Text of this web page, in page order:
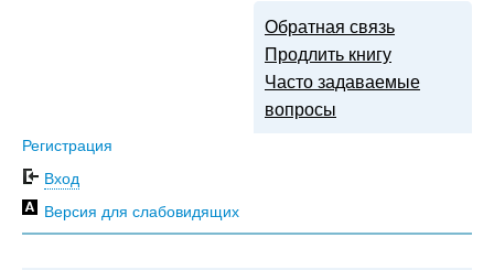
Обратная связь
Продлить книгу
Часто задаваемые
вопросы
Регистрация
Вход
Версия для слабовидящих